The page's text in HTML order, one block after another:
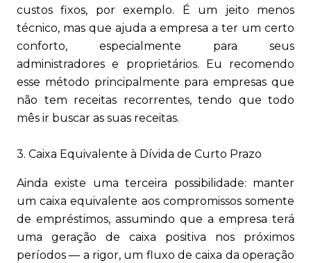
custos fixos, por exemplo. É um jeito menos
técnico, mas que ajuda a empresa a ter um certo
conforto, especialmente para seus
administradores e proprietários. Eu recomendo
esse método principalmente para empresas que
não tem receitas recorrentes, tendo que todo
mês ir buscar as suas receitas.
3. Caixa Equivalente à Dívida de Curto Prazo
Ainda existe uma terceira possibilidade: manter
um caixa equivalente aos compromissos somente
de empréstimos, assumindo que a empresa terá
uma geração de caixa positiva nos próximos
períodos — a rigor, um fluxo de caixa da operação